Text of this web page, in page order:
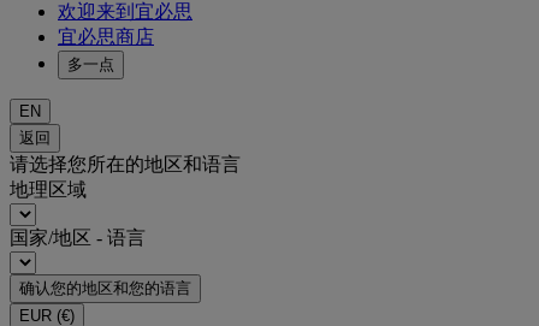
欢迎来到宜必思
宜必思商店
多一点
EN
返回
请选择您所在的地区和语言
地理区域
国家/地区 - 语言
确认您的地区和您的语言
EUR (€)